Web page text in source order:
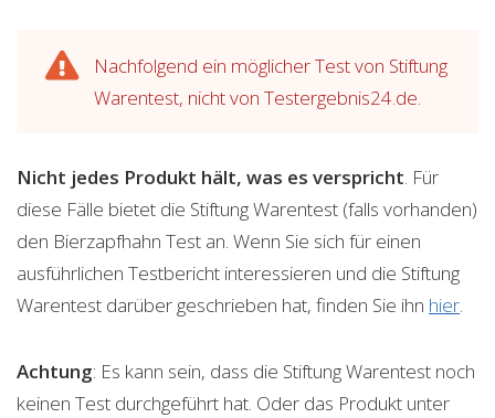
Nachfolgend ein möglicher Test von Stiftung
Warentest, nicht von Testergebnis24.de.
Nicht jedes Produkt hält, was es verspricht. Für
diese Fälle bietet die Stiftung Warentest (falls vorhanden)
den Bierzapfhahn Test an. Wenn Sie sich für einen
ausführlichen Testbericht interessieren und die Stiftung
Warentest darüber geschrieben hat, finden Sie ihn hier.
Achtung: Es kann sein, dass die Stiftung Warentest noch
keinen Test durchgeführt hat. Oder das Produkt unter